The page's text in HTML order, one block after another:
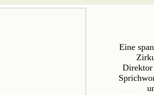
Eine
Direktor